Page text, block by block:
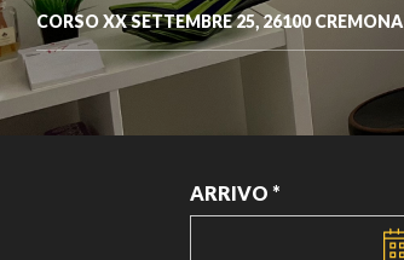
CORSO XX SETTEMBRE 25, 26100 CREMONA
ARRIVO *